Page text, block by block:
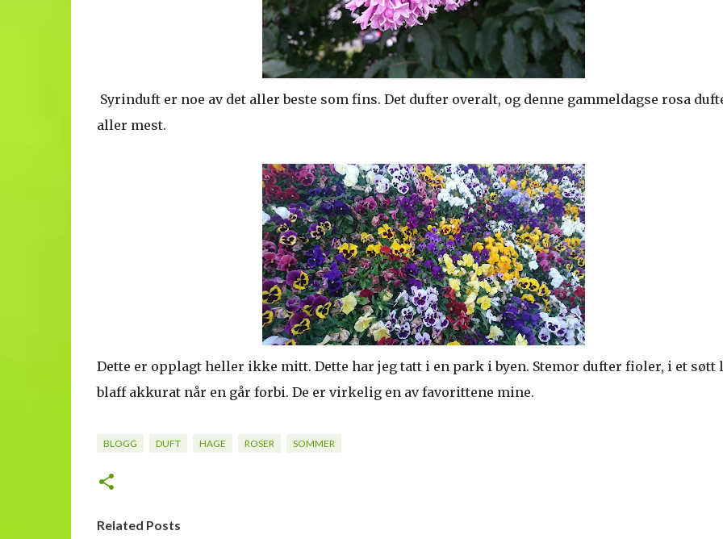
Syrinduft er noe av det aller beste som fins. Det dufter overalt, og denne gammeldagse rosa
aller mest.
Dette er opplagt heller ikke mitt. Dette har jeg tatt i en park i byen. Stemor dufter fioler, i et søtt
blaff akkurat når en går forbi. De er virkelig en av favorittene mine.
BLOGG DUFT HAGE ROSER SOMMER
Related Posts